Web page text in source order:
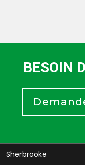
BESOIN
Sherbrooke